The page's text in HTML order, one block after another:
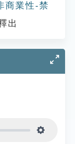
商業性-禁
出